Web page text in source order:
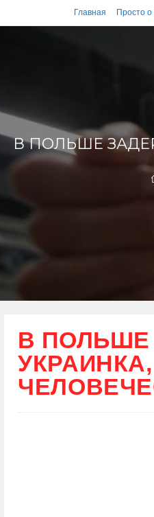
Главная Просто о
В ПОЛЬШЕ
В